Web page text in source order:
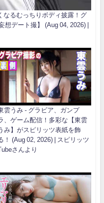
なるむっちりボディ披露！グ
デート撮】 (Aug 04, 2026) |
雲うみ - グラビア、ガンプ
、ゲーム配信！多彩な【東雲
み】がスピリッツ表紙を飾
！ (Aug 02, 2026) | スピリッツ
さんより